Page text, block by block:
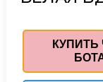
КУПИТЬ